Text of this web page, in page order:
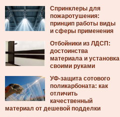
Спринклеры для
пожаротушения:
принцип работы виды
и сферы применения
Отбойники из ЛДСП:
достоинства
материала и установка
своими руками
УФ-защита сотового
поликарбоната: как
отличить
качественный
материал от дешевой подделки